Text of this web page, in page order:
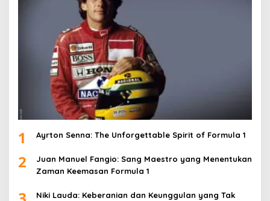
1 Ayrton Senna: The Unforgettable Spirit of Formula 1
2
Juan Manuel Fangio: Sang Maestro yang Menentukan
Zaman Keemasan Formula 1
Niki Lauda: Keberanian dan Keunggulan yang Tak